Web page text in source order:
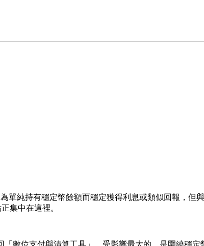
單純持有穩定幣餘額而穩定獲得利息或類似回報，但
集中在這裡。